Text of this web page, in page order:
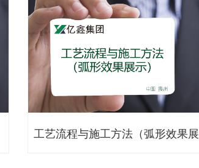
工艺流程与施工方法（弧形效果展